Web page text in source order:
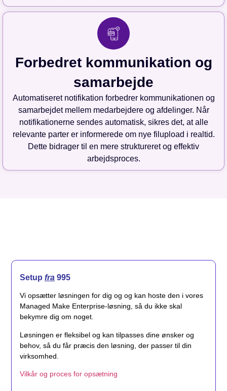
Forbedret kommunikation og
samarbejde
Automatiseret notifikation forbedrer kommunikationen og
samarbejdet mellem medarbejdere og afdelinger. Når
notifikationerne sendes automatisk, sikres det, at alle
relevante parter er informerede om nye filupload i realtid.
Dette bidrager til en mere struktureret og effektiv
arbejdsproces.
Setup fra 995
Vi opsætter løsningen for dig og og kan hoste den i vores
Managed Make Enterprise-løsning, så du ikke skal
bekymre dig om noget.
Løsningen er fleksibel og kan tilpasses dine ønsker og
behov, så du får præcis den løsning, der passer til din
virksomhed.
Vilkår og proces for opsætning